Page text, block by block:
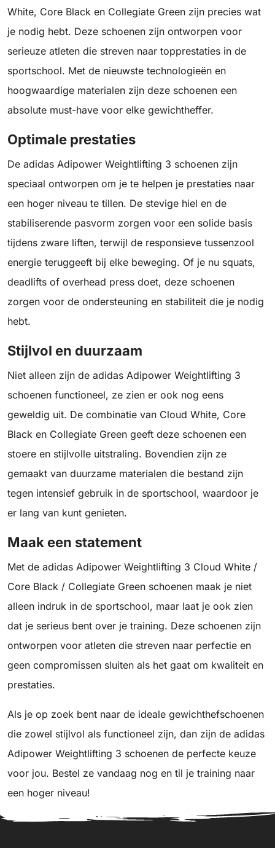
White, Core Black en Collegiate Green zijn precies wat
je nodig hebt. Deze schoenen zijn ontworpen voor
serieuze atleten die streven naar topprestaties in de
sportschool. Met de nieuwste technologieën en
hoogwaardige materialen zijn deze schoenen een
absolute must-have voor elke gewichtheffer.
Optimale prestaties
De adidas Adipower Weightlifting 3 schoenen zijn
speciaal ontworpen om je te helpen je prestaties naar
een hoger niveau te tillen. De stevige hiel en de
stabiliserende pasvorm zorgen voor een solide basis
tijdens zware liften, terwijl de responsieve tussenzool
energie teruggeeft bij elke beweging. Of je nu squats,
deadlifts of overhead press doet, deze schoenen
zorgen voor de ondersteuning en stabiliteit die je nodig
hebt.
Stijlvol en duurzaam
Niet alleen zijn de adidas Adipower Weightlifting 3
schoenen functioneel, ze zien er ook nog eens
geweldig uit. De combinatie van Cloud White, Core
Black en Collegiate Green geeft deze schoenen een
stoere en stijlvolle uitstraling. Bovendien zijn ze
gemaakt van duurzame materialen die bestand zijn
tegen intensief gebruik in de sportschool, waardoor je
er lang van kunt genieten.
Maak een statement
Met de adidas Adipower Weightlifting 3 Cloud White /
Core Black / Collegiate Green schoenen maak je niet
alleen indruk in de sportschool, maar laat je ook zien
dat je serieus bent over je training. Deze schoenen zijn
ontworpen voor atleten die streven naar perfectie en
geen compromissen sluiten als het gaat om kwaliteit en
prestaties.
Als je op zoek bent naar de ideale gewichthefschoenen
die zowel stijlvol als functioneel zijn, dan zijn de adidas
Adipower Weightlifting 3 schoenen de perfecte keuze
voor jou. Bestel ze vandaag nog en til je training naar
een hoger niveau!